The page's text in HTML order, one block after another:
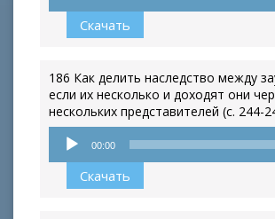
Скачать
186 Как делить наследство между
если их несколько и доходят они
нескольких представителей (с. 244-
Аудиоплеер
00:00
Скачать